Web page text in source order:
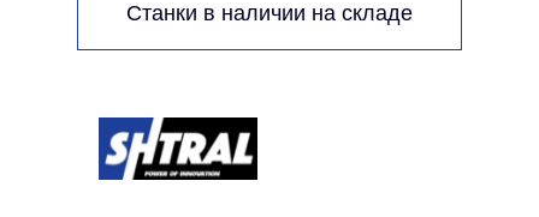
Станки в наличии на складе